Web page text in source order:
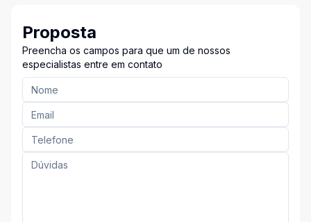
Proposta
Preencha os campos para que um de nossos
especialistas entre em contato